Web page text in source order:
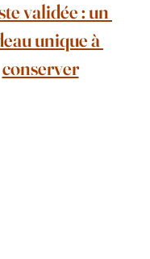
validée : un
unique à
conserver